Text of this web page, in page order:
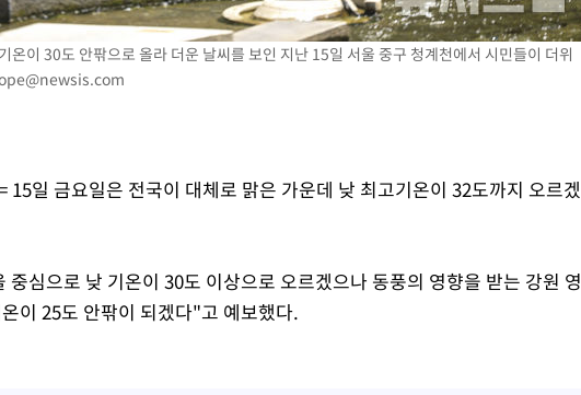
온이 30도 안팎으로 올라 더운 날씨를 보인 지난 15일 서울 중구 청계천에서 시민들이 더위
15일 금요일은 전국이 대체로 맑은 가운데 낮 최고기온이 32도까지 오르겠
심으로 낮 기온이 30도 이상으로 오르겠으나 동풍의 영향을 받는 강원 영
이 25도 안팎이 되겠다"고 예보했다.